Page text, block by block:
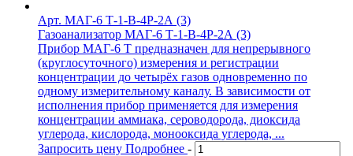
Арт. МАГ-6 Т-1-В-4Р-2А (3)
Газоанализатор МАГ-6 Т-1-В-4Р-2А (3)
Прибор МАГ-6 Т предназначен для непрерывного
(круглосуточного) измерения и регистрации
концентрации до четырёх газов одновременно по
одному измерительному каналу. В зависимости от
исполнения прибор применяется для измерения
концентрации аммиака, сероводорода, диоксида
углерода, кислорода, монооксида углерода, ...
Запросить цену Подробнее -